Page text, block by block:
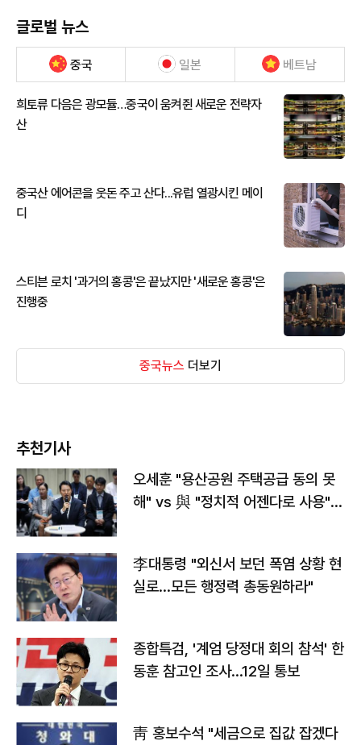
글로벌 뉴스
중국 일본 베트남
희토류 다음은 광모듈…중국이 움켜쥔 새로운 전략자
산
중국산 에어콘을 웃돈 주고 산다...유럽 열광시킨 메이
디
스티븐 로치 '과거의 홍콩'은 끝났지만 '새로운 홍콩'은
진행중
중국뉴스 더보기
추천기사
오세훈 "용산공원 주택공급 동의 못
해" vs 與 "정치적 어젠다로 사용"
李대통령 "외신서 보던 폭염 상황 현
실로…모든 행정력 총동원하라"
종합특검, '계엄 당정대 회의 참석' 한
동훈 참고인 조사...12일 통보
靑 홍보수석 "세금으로 집값 잡겠다